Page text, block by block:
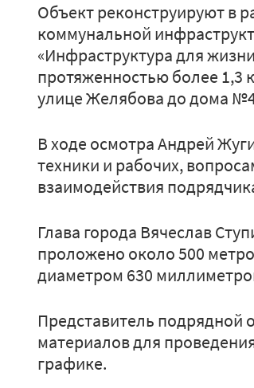
Объект реконструируют в
коммунальной
«Инфраструктура для
протяженностью более
улице Желябова до дома
В ходе осмотра Андрей
техники и рабочих,
взаимодействия
Глава города Вячеслав
проложено около 500
диаметром 630
Представитель подрядной
материалов для
графике.